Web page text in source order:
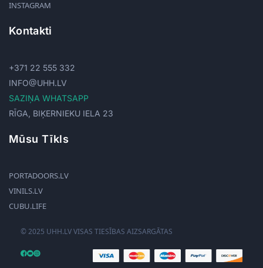
INSTAGRAM
Kontakti
+371 22 555 332
INFO@UHH.LV
SAZIŅA WHATSAPP
RĪGA, BIĶERNIEKU IELA 23
Mūsu Tīkls
PORTADOORS.LV
VINILS.LV
CUBU.LIFE
© 2025 UHH.LV VISAS TIESĪBAS AIZSARGĀTAS